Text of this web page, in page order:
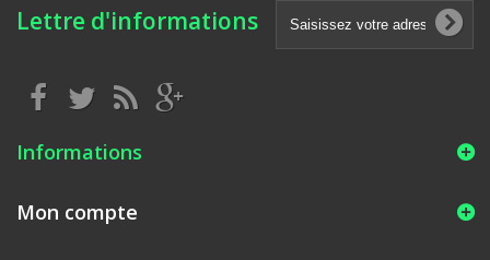
Lettre d'informations
Informations
Mon compte